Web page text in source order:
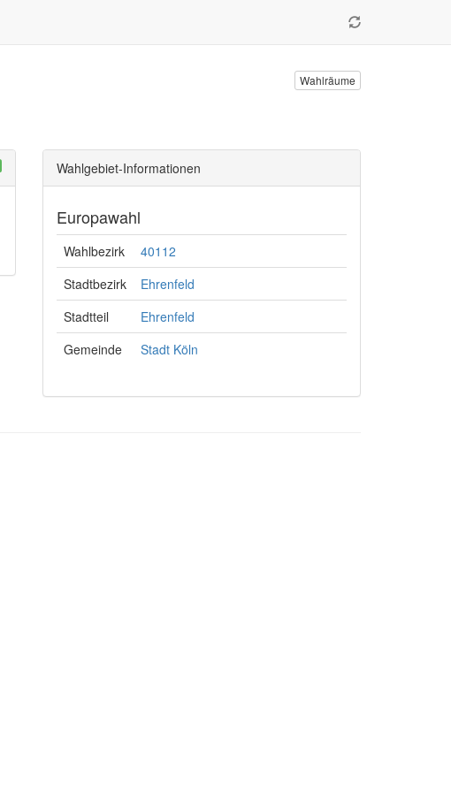
Wahlräume
Wahlgebiet-Informationen
Europawahl
Wahlbezirk
40112
Stadtbezirk
Ehrenfeld
Stadtteil
Ehrenfeld
Gemeinde
Stadt Köln